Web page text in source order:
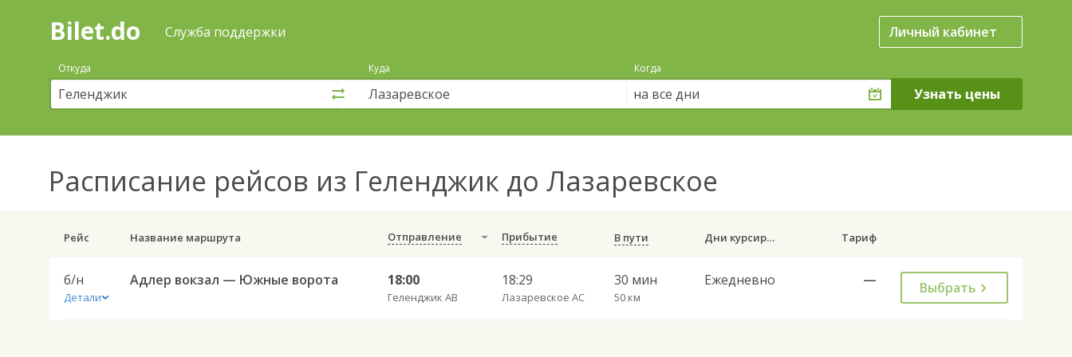
Поиск
покупка
билетов
автобус
онлайн
Bilet.do Служба поддержки Личный кабинет
Откуда Куда Когда
на все дни
Расписание рейсов из Геленджик до Лазаревское
Рейс Название маршрута Отправление Прибытие В пути Дни курсирования Тариф
б/н
Детали
Адлер вокзал — Южные ворота 18:00
Геленджик АВ
18:29
Лазаревское АС
30 мин
50 км
Ежедневно — Выбрать